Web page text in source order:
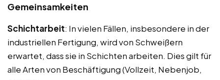
Gemeinsamkeiten
Schichtarbeit: In vielen Fällen, insbesondere in der
industriellen Fertigung, wird von Schweißern
erwartet, dass sie in Schichten arbeiten. Dies gilt für
alle Arten von Beschäftigung (Vollzeit, Nebenjob,